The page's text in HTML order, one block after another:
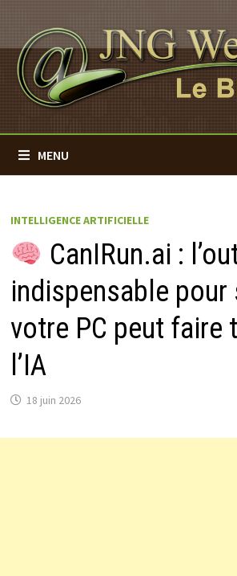
contenu
MENU
INTELLIGENCE ARTIFICIELLE
CanIRun.ai :
indispensable pour
votre PC peut faire
l’IA
18 juin 2026